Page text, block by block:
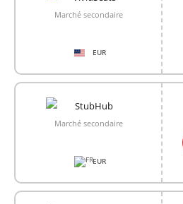
Marché secondaire
EUR
Marché secondaire
EUR